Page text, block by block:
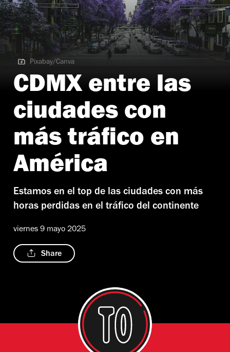
Pixabay/Canva
Pixabay/Canva
CDMX entre las
ciudades con
más tráfico en
América
Estamos en el top de las ciudades con más
horas perdidas en el tráfico del continente
viernes 9 mayo 2025
Share